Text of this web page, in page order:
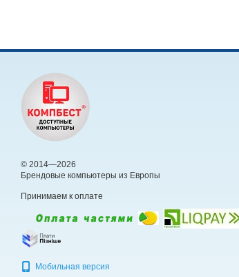
© 2014—2026
Брендовые компьютеры из Европы
Принимаем к оплате
Мобильная версия